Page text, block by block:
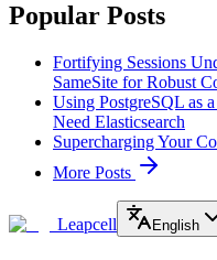
Popular Posts
Fortifying Sessions
SameSite for Robust
Using PostgreSQL as
Need Elasticsearch
Supercharging Your
More Posts
Leapcell English